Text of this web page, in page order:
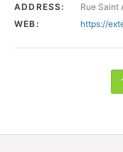
ADDRESS:
Rue Saint
WEB:
https://